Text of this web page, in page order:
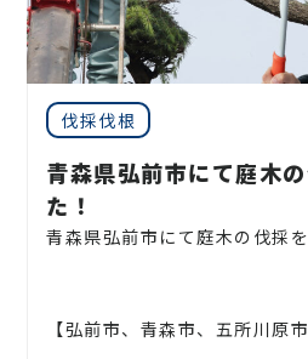
グレープフルーツの木、カツ
ミ、エゴノキ、ハナミズキ、
ウシ、カイズカ、
花梨、クロ
サザンカ、ホルトノキ、
ステリア工事まで自社で一気
見積もりは無料ですので、 お
軽にご連絡ください！
お庭や木に関するお悩みに全
ます！
企業様や、施設様、マンショ
木、高木、植栽の年間管理な
伐採伐根
青森県弘前市にて庭木
た！
青森県弘前市にて庭木の伐採
【弘前市、青森市、五所川原